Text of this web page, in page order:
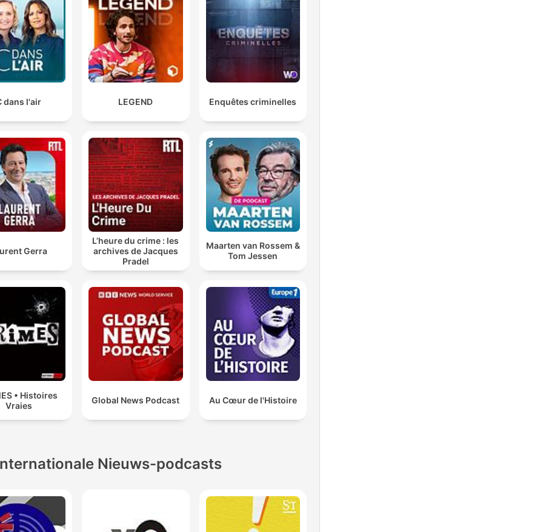
dans l'air LEGEND Enquêtes criminelles
Gerra
L’heure du crime : les
archives de Jacques
Pradel
Maarten van Rossem &
Tom Jessen
• Histoires
Vraies
Global News Podcast Au Cœur de l'Histoire
Nieuws-podcasts